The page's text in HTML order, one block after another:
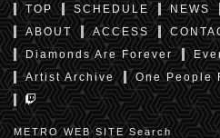
TOP SCHEDULE NEWS
ABOUT
ACCESS
Diamonds Are Forever
Artist Archive
One People
METRO WEB SITE Search